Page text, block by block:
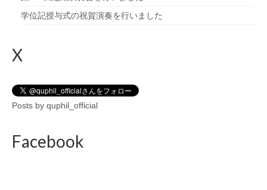
学位記授与式の祝賀演奏を行いました
X
Posts by quphil_official
Facebook